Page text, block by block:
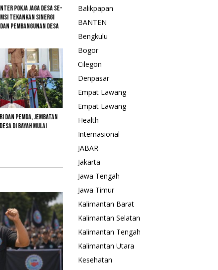
Pokja Jaga Desa se-
Tekankan Sinergi
Pembangunan Desa
dan Pemda, Jembatan
di Bayah Mulai
Balikpapan
BANTEN
Bengkulu
Bogor
Cilegon
Denpasar
Empat Lawang
Empat Lawang
Health
Internasional
JABAR
Jakarta
Jawa Tengah
Jawa Timur
Kalimantan Barat
Kalimantan Selatan
Kalimantan Tengah
Kalimantan Utara
Kesehatan